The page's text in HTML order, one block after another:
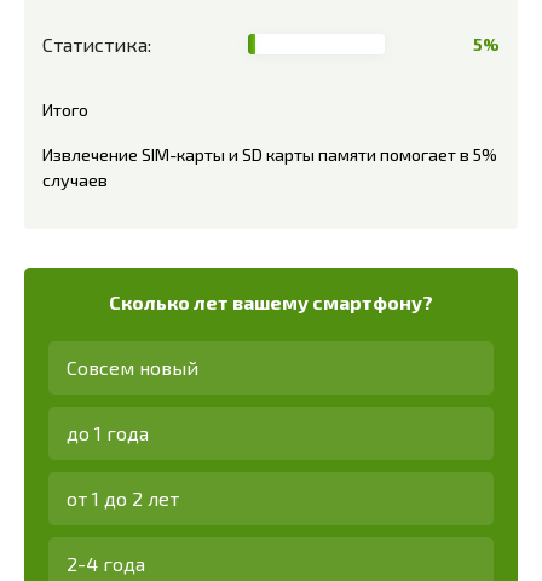
Статистика: 5%
Итого
Извлечение SIM-карты и SD карты памяти помогает в 5%
случаев
Сколько лет вашему смартфону?
Совсем новый
до 1 года
от 1 до 2 лет
2-4 года